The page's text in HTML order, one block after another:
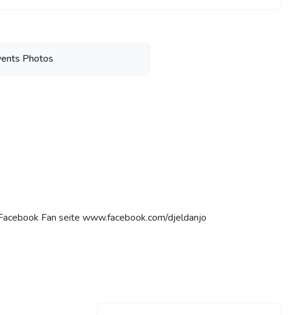
Photos
Fan seite www.facebook.com/djeldanjo